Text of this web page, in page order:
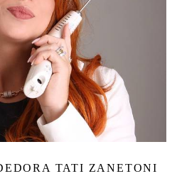
TATI ZANETONI